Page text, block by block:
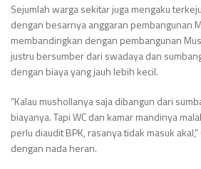
Sejumlah warga sekitar juga mengaku
dengan besarnya anggaran pembangunan
membandingkan dengan pembangunan
justru bersumber dari swadaya dan
dengan biaya yang jauh lebih kecil.
“Kalau mushollanya saja dibangun dari
biayanya. Tapi WC dan kamar mandinya
perlu diaudit BPK, rasanya tidak masuk
dengan nada heran.